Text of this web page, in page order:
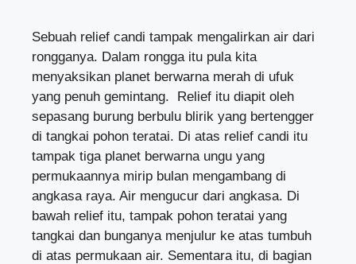
Sebuah relief candi tampak mengalirkan air dari
rongganya. Dalam rongga itu pula kita
menyaksikan planet berwarna merah di ufuk
yang penuh gemintang. Relief itu diapit oleh
sepasang burung berbulu blirik yang bertengger
di tangkai pohon teratai. Di atas relief candi itu
tampak tiga planet berwarna ungu yang
permukaannya mirip bulan mengambang di
angkasa raya. Air mengucur dari angkasa. Di
bawah relief itu, tampak pohon teratai yang
tangkai dan bunganya menjulur ke atas tumbuh
di atas permukaan air. Sementara itu, di bagian